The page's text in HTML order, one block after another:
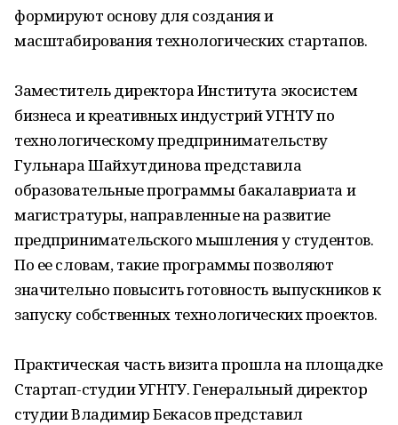
формируют основу для создания и
масштабирования технологических стартапов.
Заместитель директора Института экосистем
бизнеса и креативных индустрий УГНТУ по
технологическому предпринимательству
Гульнара Шайхутдинова представила
образовательные программы бакалавриата и
магистратуры, направленные на развитие
предпринимательского мышления у студентов.
По ее словам, такие программы позволяют
значительно повысить готовность выпускников к
запуску собственных технологических проектов.
Практическая часть визита прошла на площадке
Стартап-студии УГНТУ. Генеральный директор
студии Владимир Бекасов представил